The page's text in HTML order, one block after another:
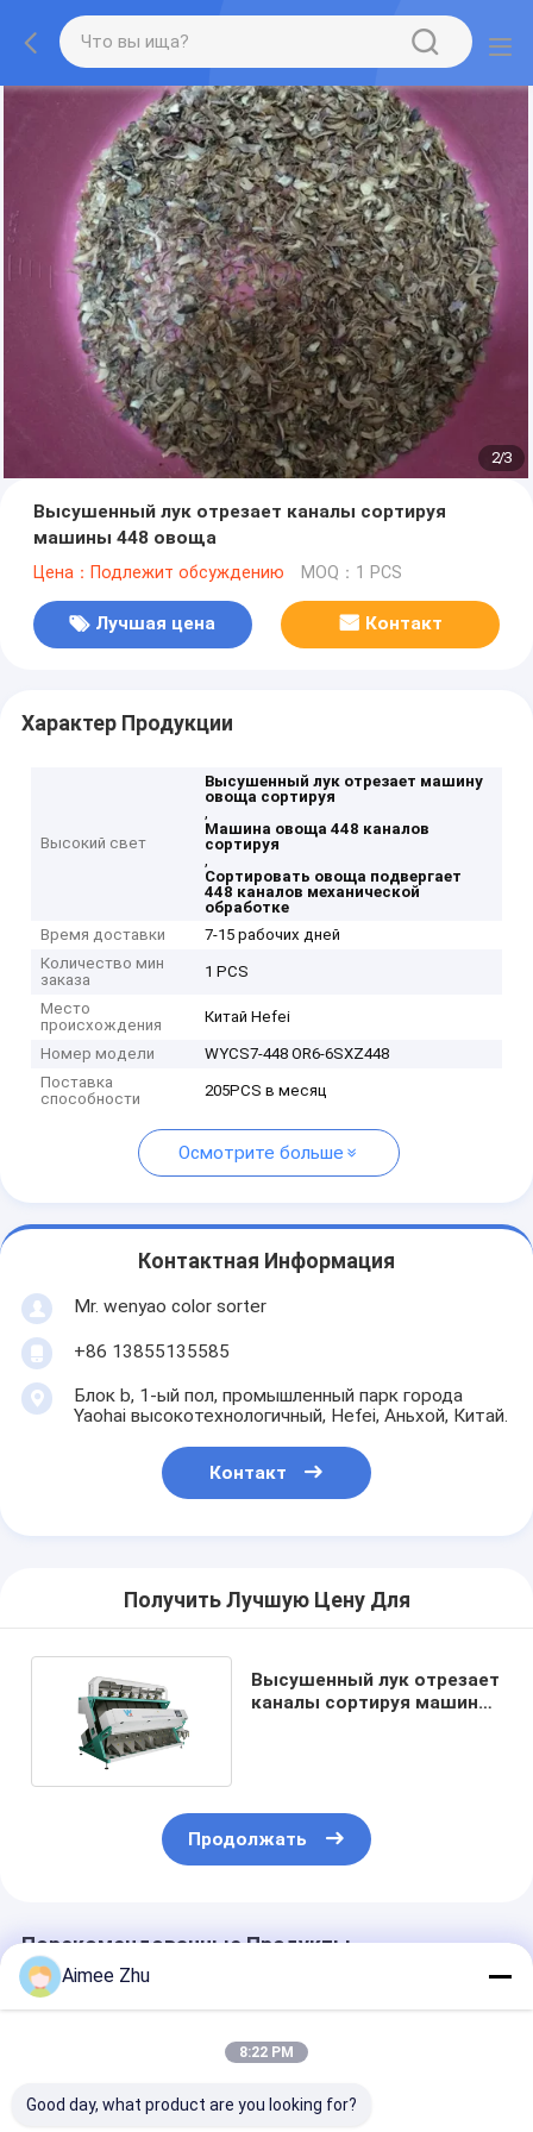
2/3
Высушенный лук отрезает каналы сортируя
машины 448 овоща
Цена：Подлежит обсуждению MOQ：1 PCS
Лучшая цена Контакт
Характер Продукции
Высокий свет
Высушенный лук отрезает машину
овоща сортируя
,
Машина овоща 448 каналов
сортируя
,
Сортировать овоща подвергает
448 каналов механической
обработке
Время доставки
7-15 рабочих дней
Количество мин
заказа
1 PCS
Место
происхождения
Китай Hefei
Номер модели
WYCS7-448 OR6-6SXZ448
Поставка
способности
205PCS в месяц
Осмотрите больше
Контактная Информация
Mr. wenyao color sorter
+86 13855135585
Блок b, 1-ый пол, промышленный парк города
Yaohai высокотехнологичный, Hefei, Аньхой, Китай.
Контакт
Получить Лучшую Цену Для
Высушенный лук отрезает
каналы сортируя машины
Продолжать
Порекомендованные Продукты
Aimee Zhu
8:22 PM
Good day, what product are you looking for?